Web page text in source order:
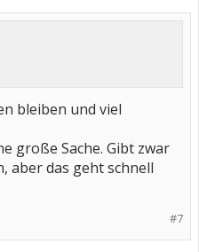
bleiben und viel
große Sache. Gibt zwar
aber das geht schnell
#7